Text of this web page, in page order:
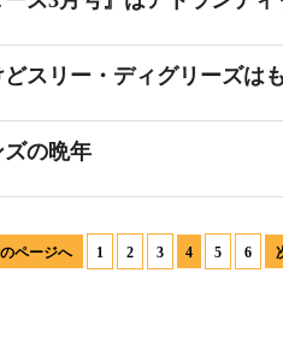
スリー・ディグリーズは
の晩年
ページへ 1 2 3 4 5 6